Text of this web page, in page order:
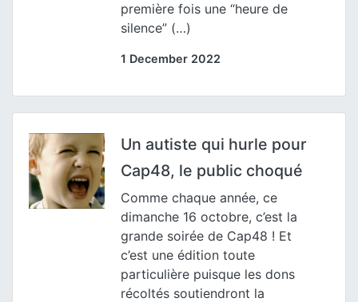
première fois une “heure de
silence” (…)
1 December 2022
Un autiste qui hurle pour
Cap48, le public choqué
Comme chaque année, ce
dimanche 16 octobre, c’est la
grande soirée de Cap48 ! Et
c’est une édition toute
particulière puisque les dons
récoltés soutiendront la